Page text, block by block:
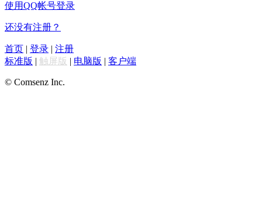
使用QQ帐号登录
还没有注册？
首页 | 登录 | 注册
标准版 | 触屏版 | 电脑版 | 客户端
© Comsenz Inc.